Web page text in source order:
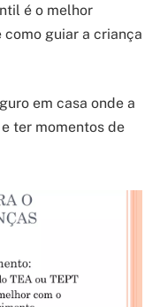
é o melhor
guiar a criança
em casa onde a
ter momentos de